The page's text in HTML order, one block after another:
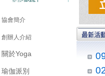
協會簡介
創辦人介紹
關於Yoga
瑜伽派別